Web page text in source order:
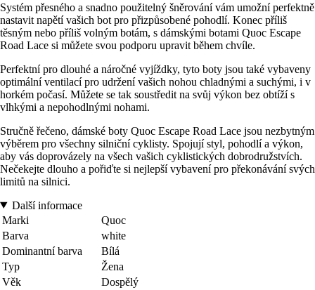
Systém přesného a snadno použitelný šněrování vám umožní perfektně
nastavit napětí vašich bot pro přizpůsobené pohodlí. Konec příliš
těsným nebo příliš volným botám, s dámskými botami Quoc Escape
Road Lace si můžete svou podporu upravit během chvíle.
Perfektní pro dlouhé a náročné vyjíždky, tyto boty jsou také vybaveny
optimální ventilací pro udržení vašich nohou chladnými a suchými, i v
horkém počasí. Můžete se tak soustředit na svůj výkon bez obtíží s
vlhkými a nepohodlnými nohami.
Stručně řečeno, dámské boty Quoc Escape Road Lace jsou nezbytným
výběrem pro všechny silniční cyklisty. Spojují styl, pohodlí a výkon,
aby vás doprovázely na všech vašich cyklistických dobrodružstvích.
Nečekejte dlouho a pořiďte si nejlepší vybavení pro překonávání svých
limitů na silnici.
Další informace
Marki
Quoc
Barva
white
Dominantní barva
Bílá
Typ
Žena
Věk
Dospělý